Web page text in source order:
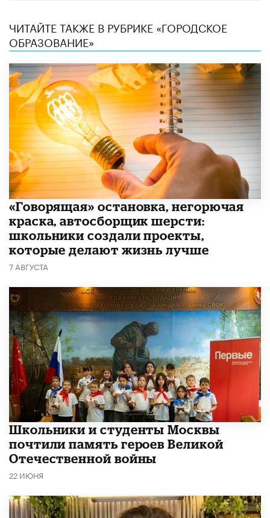
ЧИТАЙТЕ ТАКЖЕ В РУБРИКЕ «ГОРОДСКОЕ
ОБРАЗОВАНИЕ»
​«Говорящая» остановка, негорючая
краска, автосборщик шерсти:
школьники создали проекты,
которые делают жизнь лучше
7 АВГУСТА
Школьники и студенты Москвы
почтили память героев Великой
Отечественной войны
22 ИЮНЯ